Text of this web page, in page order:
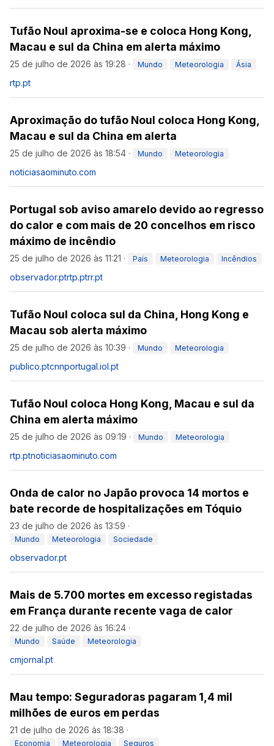
Tufão Noul aproxima-se e coloca Hong Kong,
Macau e sul da China em alerta máximo
25 de julho de 2026 às 19:28 · Mundo Meteorologia Ásia
rtp.pt
Aproximação do tufão Noul coloca Hong Kong,
Macau e sul da China em alerta
25 de julho de 2026 às 18:54 · Mundo Meteorologia
noticiasaominuto.com
Portugal sob aviso amarelo devido ao regresso
do calor e com mais de 20 concelhos em risco
máximo de incêndio
25 de julho de 2026 às 11:21 · País Meteorologia Incêndios
observador.ptrtp.ptrr.pt
Tufão Noul coloca sul da China, Hong Kong e
Macau sob alerta máximo
25 de julho de 2026 às 10:39 · Mundo Meteorologia
publico.ptcnnportugal.iol.pt
Tufão Noul coloca Hong Kong, Macau e sul da
China em alerta máximo
25 de julho de 2026 às 09:19 · Mundo Meteorologia
rtp.ptnoticiasaominuto.com
Onda de calor no Japão provoca 14 mortos e
bate recorde de hospitalizações em Tóquio
23 de julho de 2026 às 13:59 ·
Mundo Meteorologia Sociedade
observador.pt
Mais de 5.700 mortes em excesso registadas
em França durante recente vaga de calor
22 de julho de 2026 às 16:24 ·
Mundo Saúde Meteorologia
cmjornal.pt
Mau tempo: Seguradoras pagaram 1,4 mil
milhões de euros em perdas
21 de julho de 2026 às 18:38 ·
Economia Meteorologia Seguros